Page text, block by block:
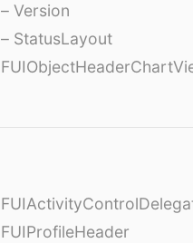
– Version
– StatusLayout
FUIProfileHeader